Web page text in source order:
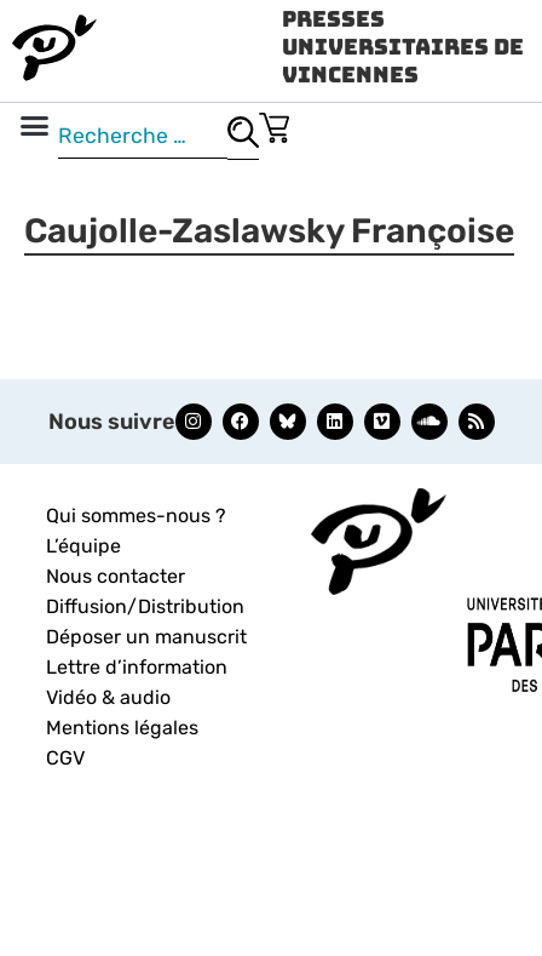
Presses
Universitaires de
Vincennes
Caujolle-Zaslawsky Françoise
Nous suivre
Qui sommes-nous ?
L’équipe
Nous contacter
Diffusion/Distribution
Déposer un manuscrit
Lettre d’information
Vidéo & audio
Mentions légales
CGV